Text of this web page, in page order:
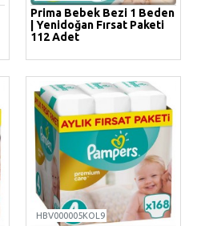
Prima Bebek Bezi 1 Beden
| Yenidoğan Fırsat Paketi
112 Adet
HBV000005KOL9